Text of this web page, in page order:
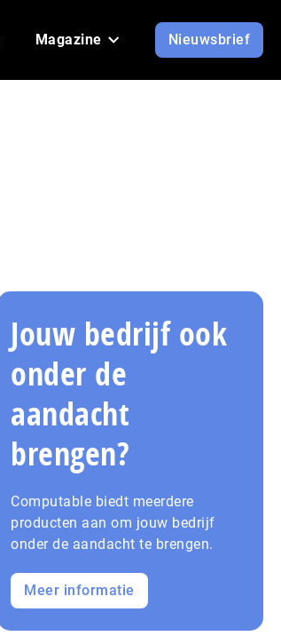
Magazine Nieuwsbrief
Jouw bedrijf ook
onder de
aandacht
brengen?
Computable biedt meerdere
producten aan om jouw bedrijf
onder de aandacht te brengen.
Meer informatie